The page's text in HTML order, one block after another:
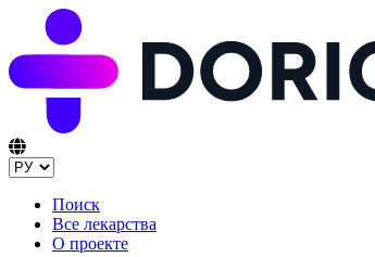
Поиск
Все лекарства
О проекте